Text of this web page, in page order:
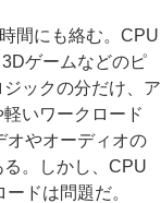
間にも絡む。CPU
ゲームなどのピ
ックの分だけ、ア
いワークロード
オやオーディオの
。しかし、CPU
ドは問題だ。